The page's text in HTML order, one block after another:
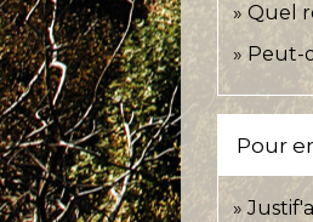
Quel
Peut-
Pour